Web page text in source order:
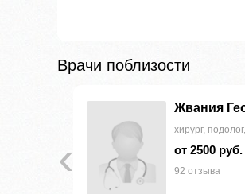
Врачи поблизости
‹
Жвания
хирург,
от 2500 руб.
92 отзыва